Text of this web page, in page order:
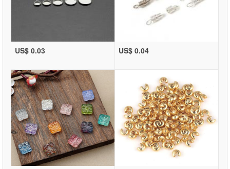
US$ 0.03 US$ 0.04